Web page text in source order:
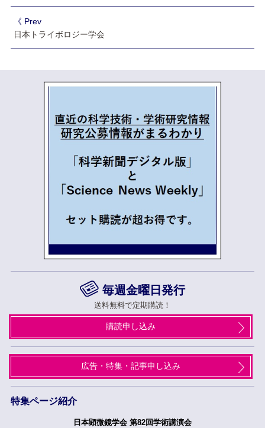
《 Prev
日本トライボロジー学会
毎週金曜日発行
送料無料で定期購読！
購読申し込み
広告・特集・記事申し込み
特集ページ紹介
日本顕微鏡学会 第82回学術講演会